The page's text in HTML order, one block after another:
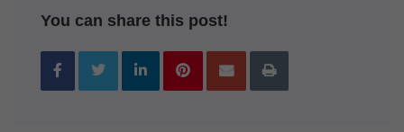
You can share this post!